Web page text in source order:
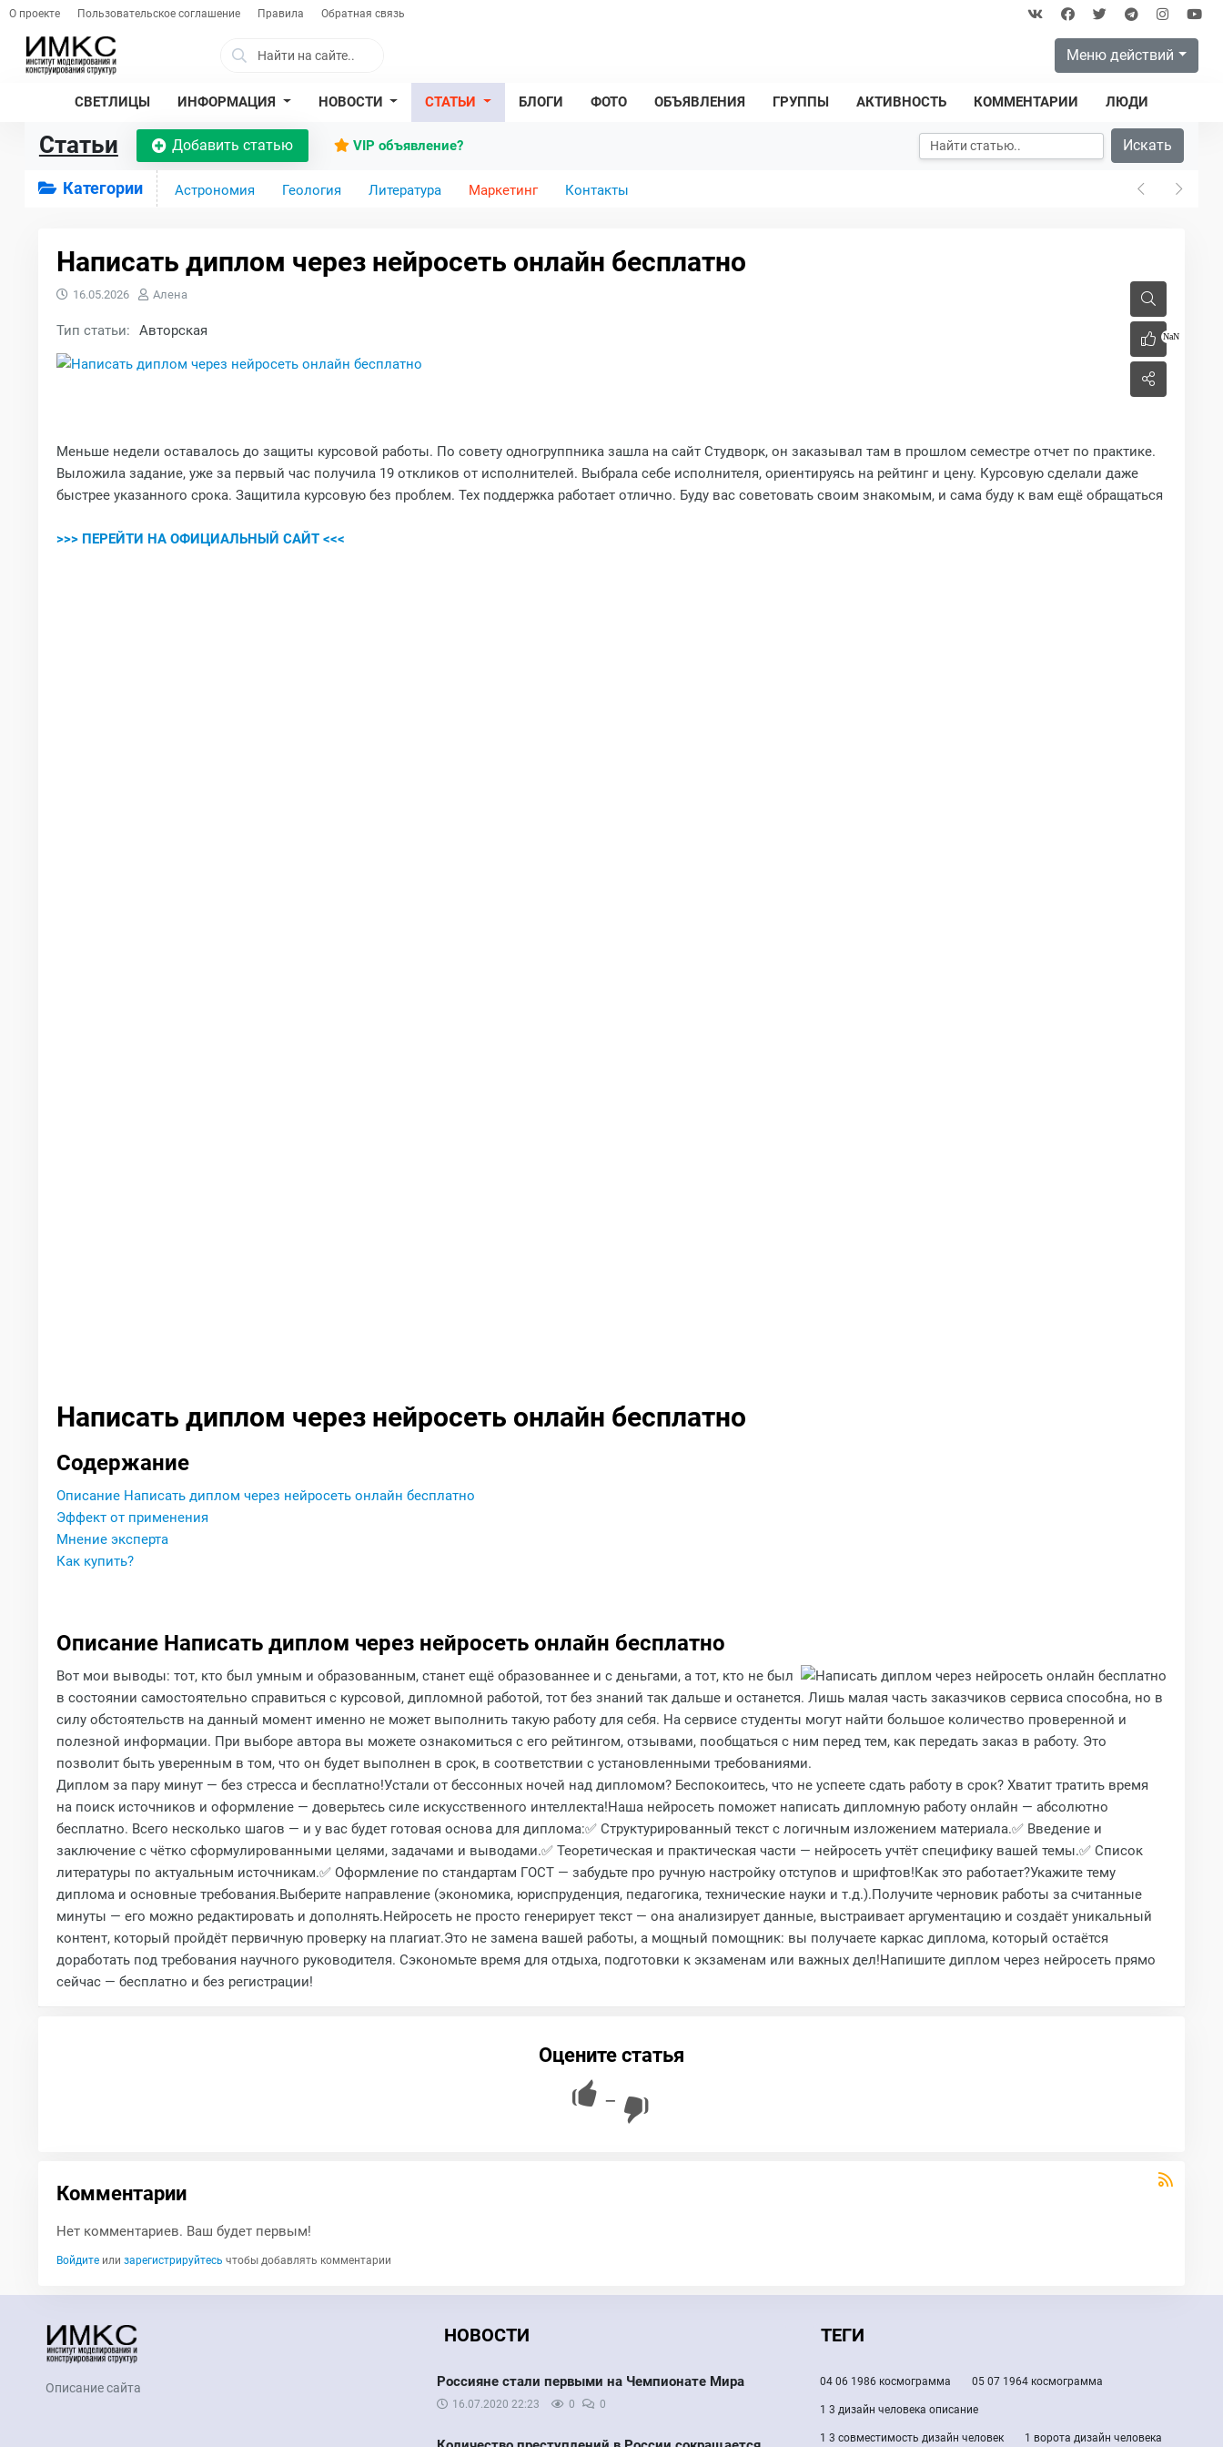
О проекте Пользовательское соглашение Правила Обратная связь
Меню действий
СВЕТЛИЦЫ ИНФОРМАЦИЯ НОВОСТИ СТАТЬИ БЛОГИ ФОТО ОБЪЯВЛЕНИЯ ГРУППЫ АКТИВНОСТЬ КОММЕНТАРИИ ЛЮДИ
Статьи Добавить статью VIP объявление? Искать
Категории Астрономия Геология Литература Маркетинг Контакты
Написать диплом через нейросеть онлайн бесплатно
NaN
16.05.2026 Алена
Тип статьи: Авторская
Меньше недели оставалось до защиты курсовой работы. По совету одногруппника зашла на сайт Студворк, он заказывал там в прошлом семестре отчет по практике.
Выложила задание, уже за первый час получила 19 откликов от исполнителей. Выбрала себе исполнителя, ориентируясь на рейтинг и цену. Курсовую сделали даже
быстрее указанного срока. Защитила курсовую без проблем. Тех поддержка работает отлично. Буду вас советовать своим знакомым, и сама буду к вам ещё обращаться
>>> ПЕРЕЙТИ НА ОФИЦИАЛЬНЫЙ САЙТ <<<
Написать диплом через нейросеть онлайн бесплатно
Содержание
Описание Написать диплом через нейросеть онлайн бесплатно
Эффект от применения
Мнение эксперта
Как купить?
Описание Написать диплом через нейросеть онлайн бесплатно
Вот мои выводы: тот, кто был умным и образованным, станет ещё образованнее и с деньгами, а тот, кто не был
в состоянии самостоятельно справиться с курсовой, дипломной работой, тот без знаний так дальше и останется. Лишь малая часть заказчиков сервиса способна, но в
силу обстоятельств на данный момент именно не может выполнить такую работу для себя. На сервисе студенты могут найти большое количество проверенной и
полезной информации. При выборе автора вы можете ознакомиться с его рейтингом, отзывами, пообщаться с ним перед тем, как передать заказ в работу. Это
позволит быть уверенным в том, что он будет выполнен в срок, в соответствии с установленными требованиями.
Диплом за пару минут — без стресса и бесплатно!Устали от бессонных ночей над дипломом? Беспокоитесь, что не успеете сдать работу в срок? Хватит тратить время
на поиск источников и оформление — доверьтесь силе искусственного интеллекта!Наша нейросеть поможет написать дипломную работу онлайн — абсолютно
бесплатно. Всего несколько шагов — и у вас будет готовая основа для диплома:✅ Структурированный текст с логичным изложением материала.✅ Введение и
заключение с чётко сформулированными целями, задачами и выводами.✅ Теоретическая и практическая части — нейросеть учтёт специфику вашей темы.✅ Список
литературы по актуальным источникам.✅ Оформление по стандартам ГОСТ — забудьте про ручную настройку отступов и шрифтов!Как это работает?Укажите тему
диплома и основные требования.Выберите направление (экономика, юриспруденция, педагогика, технические науки и т.д.).Получите черновик работы за считанные
минуты — его можно редактировать и дополнять.Нейросеть не просто генерирует текст — она анализирует данные, выстраивает аргументацию и создаёт уникальный
контент, который пройдёт первичную проверку на плагиат.Это не замена вашей работы, а мощный помощник: вы получаете каркас диплома, который остаётся
доработать под требования научного руководителя. Сэкономьте время для отдыха, подготовки к экзаменам или важных дел!Напишите диплом через нейросеть прямо
сейчас — бесплатно и без регистрации!
Оцените статья
—
Комментарии
Нет комментариев. Ваш будет первым!
Войдитеили зарегистрируйтесь чтобы добавлять комментарии
Описание сайта
НОВОСТИ
Россияне стали первыми на Чемпионате Мира
16.07.2020 22:23 0 0
ТЕГИ
04 06 1986 космограмма 05 07 1964 космограмма
1 3 дизайн человека описание
1 3 совместимость дизайн человек 1 ворота дизайн человека